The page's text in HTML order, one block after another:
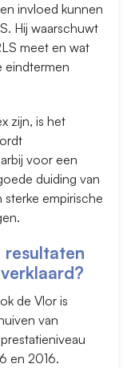
invloed kunnen
Hij waarschuwt
meet en wat
eindtermen
zijn, is het
voor een
duiding van
empirische
resultaten
de Vlor is
van
en 2016.